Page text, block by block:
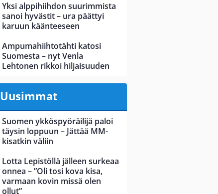
Yksi alppihiihdon suurimmista
sanoi hyvästit – ura päättyi
karuun käänteeseen
Ampumahiihtotähti katosi
Suomesta – nyt Venla
Lehtonen rikkoi hiljaisuuden
Uusimmat
Suomen ykköspyöräilijä paloi
täysin loppuun – Jättää MM-
kisatkin väliin
Lotta Lepistöllä jälleen surkeaa
onnea – ”Oli tosi kova kisa,
varmaan kovin missä olen
ollut”